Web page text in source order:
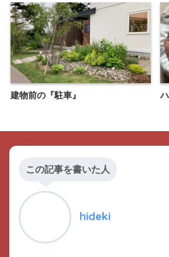
建物前の『駐車』
この記事を書いた人
hideki